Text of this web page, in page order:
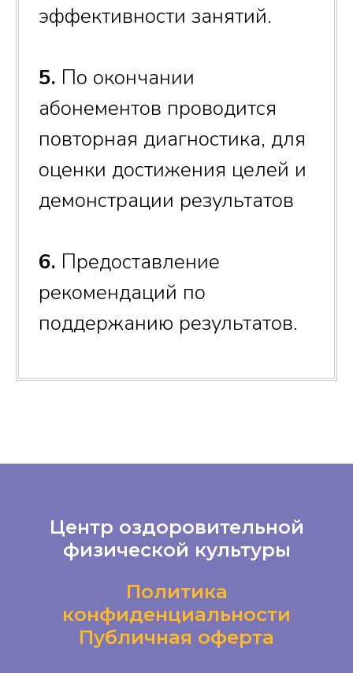
эффективности занятий.
5. По окончании
абонементов проводится
повторная диагностика, для
оценки достижения целей и
демонстрации результатов
6. Предоставление
рекомендаций по
поддержанию результатов.
Центр оздоровительной
физической культуры
Политика
конфиденциальности
Публичная оферта